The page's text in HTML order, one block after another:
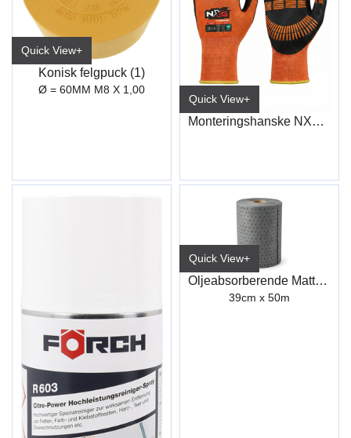
Quick View+
Konisk felgpuck (1)
Ø = 60MM M8 X 1,00
Quick View+
Monteringshanske NXG AIR 5121
Quick View+
Oljeabsorberende Matte (Rull)
39cm x 50m